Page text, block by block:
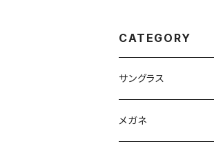
フレーム 黒縁 黒ぶち シ
ンズ発送
CATEGORY
サングラス
Ray-Ban レイバン
メガネ